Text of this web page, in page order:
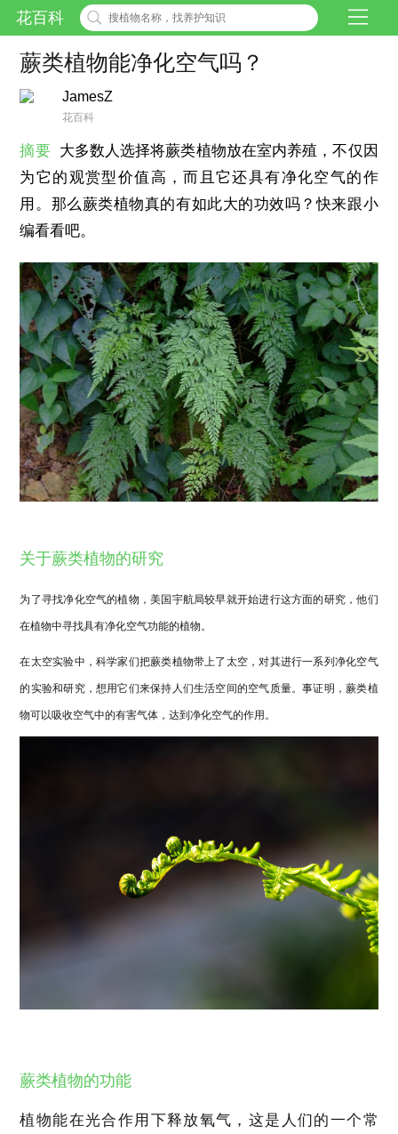
花百科
蕨类植物能净化空气吗？
JamesZ
花百科
摘要 大多数人选择将蕨类植物放在室内养殖，不仅因
为它的观赏型价值高，而且它还具有净化空气的作
用。那么蕨类植物真的有如此大的功效吗？快来跟小
编看看吧。
关于蕨类植物的研究
为了寻找净化空气的植物，美国宇航局较早就开始进行这方面的研究，他们
在植物中寻找具有净化空气功能的植物。
在太空实验中，科学家们把蕨类植物带上了太空，对其进行一系列净化空气
的实验和研究，想用它们来保持人们生活空间的空气质量。事证明，蕨类植
物可以吸收空气中的有害气体，达到净化空气的作用。
蕨类植物的功能
植物能在光合作用下释放氧气，这是人们的一个常